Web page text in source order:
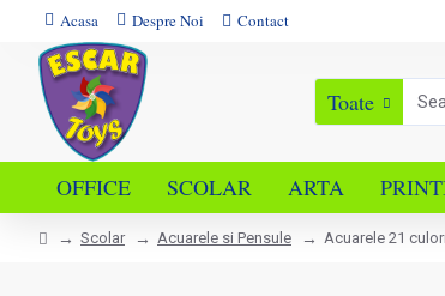
Acasa Despre Noi Contact
Toate
OFFICE SCOLAR ARTA
Scolar Acuarele si Pensule Acuarele 21